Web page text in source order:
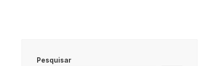
Pesquisar